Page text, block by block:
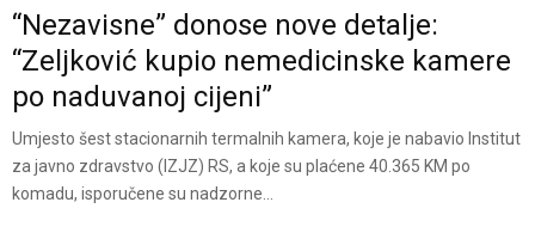
“Nezavisne” donose nove detalje:
“Zeljković kupio nemedicinske kamere
po naduvanoj cijeni”
Umjesto šest stacionarnih termalnih kamera, koje je nabavio Institut
za javno zdravstvo (IZJZ) RS, a koje su plaćene 40.365 KM po
komadu, isporučene su nadzorne...